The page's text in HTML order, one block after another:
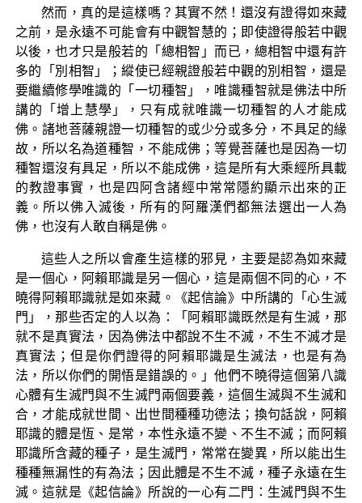
然而，真的是這樣嗎？其實不然！還沒有證得如來藏
之前，是永遠不可能會有中觀智慧的；即使證得般若中觀
以後，也才只是般若的「總相智」而已，總相智中還有許
多的「別相智」；縱使已經親證般若中觀的別相智，還是
要繼續修學唯識的「一切種智」，唯識種智就是佛法中所
講的「增上慧學」，只有成就唯識一切種智的人才能成
佛。諸地菩薩親證一切種智的或少分或多分，不具足的緣
故，所以名為道種智，不能成佛；等覺菩薩也是因為一切
種智還沒有具足，所以不能成佛，這是所有大乘經所具載
的教證事實，也是四阿含諸經中常常隱約顯示出來的正
義。所以佛入滅後，所有的阿羅漢們都無法選出一人為
佛，也沒有人敢自稱是佛。
這些人之所以會產生這樣的邪見，主要是認為如來藏
是一個心，阿賴耶識是另一個心，這是兩個不同的心，不
曉得阿賴耶識就是如來藏。《起信論》中所講的「心生滅
門」，那些否定的人以為：「阿賴耶識既然是有生滅，那
就不是真實法，因為佛法中都說不生不滅，不生不滅才是
真實法；但是你們證得的阿賴耶識是生滅法，也是有為
法，所以你們的開悟是錯誤的。」他們不曉得這個第八識
心體有生滅門與不生滅門兩個要義，這個生滅與不生滅和
合，才能成就世間、出世間種種功德法；換句話說，阿賴
耶識的體是恆、是常，本性永遠不變、不生不滅；而阿賴
耶識所含藏的種子，是生滅門，常常在變異，所以能出生
種種無漏性的有為法；因此體是不生不滅，種子永遠在生
滅。這就是《起信論》所說的一心有二門：生滅門與不生